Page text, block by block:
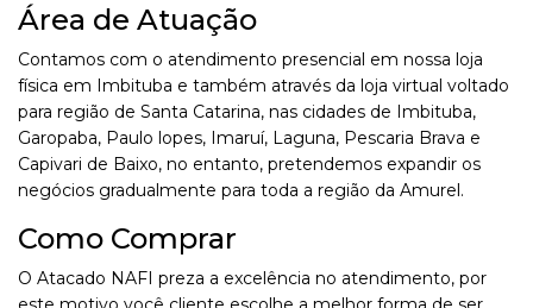
Área de Atuação
Contamos com o atendimento presencial em nossa loja
física em Imbituba e também através da loja virtual voltado
para região de Santa Catarina, nas cidades de Imbituba,
Garopaba, Paulo lopes, Imaruí, Laguna, Pescaria Brava e
Capivari de Baixo, no entanto, pretendemos expandir os
negócios gradualmente para toda a região da Amurel.
Como Comprar
O Atacado NAFI preza a excelência no atendimento, por